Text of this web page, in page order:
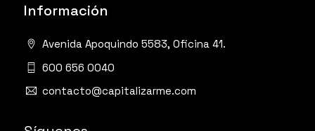
Información
Avenida Apoquindo 5583, Oficina 41.
600 656 0040
contacto@capitalizarme.com